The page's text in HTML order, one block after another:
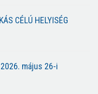
CÉLÚ HELYISÉG
május 26-i